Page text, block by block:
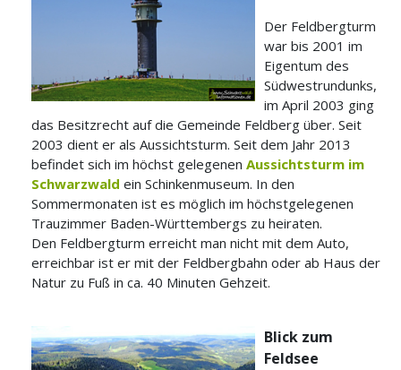
Der Feldbergturm
war bis 2001 im
Eigentum des
Südwestrundunks,
im April 2003 ging
das Besitzrecht auf die Gemeinde Feldberg über. Seit
2003 dient er als Aussichtsturm. Seit dem Jahr 2013
befindet sich im höchst gelegenen Aussichtsturm im
Schwarzwald ein Schinkenmuseum. In den
Sommermonaten ist es möglich im höchstgelegenen
Trauzimmer Baden-Württembergs zu heiraten.
Den Feldbergturm erreicht man nicht mit dem Auto,
erreichbar ist er mit der Feldbergbahn oder ab Haus der
Natur zu Fuß in ca. 40 Minuten Gehzeit.
Blick zum
Feldsee